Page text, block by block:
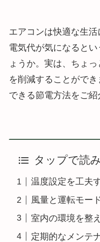
エアコンは快適な生活
電気代が気になると
ょうか。実は、ちょ
を削減することがで
できる節電方法をご紹
タップで読
温度設定を工夫
風量と運転モー
室内の環境を整
定期的なメンテ